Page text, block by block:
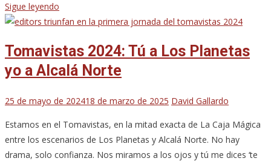
Sigue leyendo
Tomavistas 2024: Tú a Los Planetas
yo a Alcalá Norte
25 de mayo de 202418 de marzo de 2025 David Gallardo
Estamos en el Tomavistas, en la mitad exacta de La Caja Mágica
entre los escenarios de Los Planetas y Alcalá Norte. No hay
drama, solo confianza. Nos miramos a los ojos y tú me dices ‘te